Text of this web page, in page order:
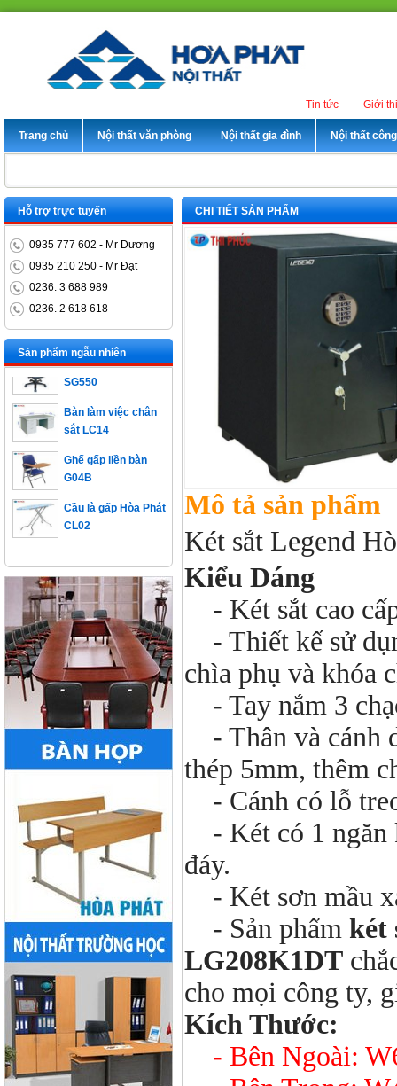
Giới
Tin tức
Trang chủ Nội thất văn phòng Nội thất gia đình Nội thất
CHI TIẾT SẢN PHẨM
Mô tả sản phẩm
Két sắt Legend
Kiểu Dáng
- Két sắt cao
- Thiết kế sử
chìa phụ và khóa
- Tay nắm 3
- Thân và cánh
thép 5mm, thêm
- Cánh có lỗ
- Két có 1 ngăn
đáy.
- Két sơn mầu
- Sản phẩm két
LG208K1DT
cho mọi công ty,
Kích Thước:
- Bên Ngoài:
Hỗ trợ trực tuyến
0935 777 602 - Mr Dương
0935 210 250 - Mr Đạt
0236. 3 688 989
0236. 2 618 618
Sản phẩm ngẫu nhiên
Bàn trưởng phòng
ET1400D
Ghế xoay nhân viên
SG550
Bàn làm việc chân
sắt LC14
Ghế gấp liền bàn
G04B
Cầu là gấp Hòa Phát
CL02